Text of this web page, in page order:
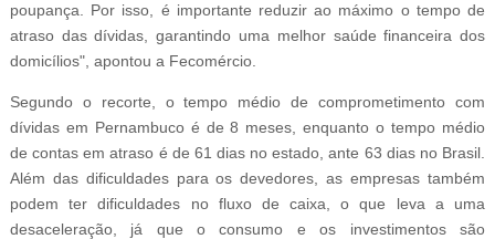
poupança. Por isso, é importante reduzir ao máximo o tempo de
atraso das dívidas, garantindo uma melhor saúde financeira dos
domicílios", apontou a Fecomércio.
Segundo o recorte, o tempo médio de comprometimento com
dívidas em Pernambuco é de 8 meses, enquanto o tempo médio
de contas em atraso é de 61 dias no estado, ante 63 dias no Brasil.
Além das dificuldades para os devedores, as empresas também
podem ter dificuldades no fluxo de caixa, o que leva a uma
desaceleração, já que o consumo e os investimentos são